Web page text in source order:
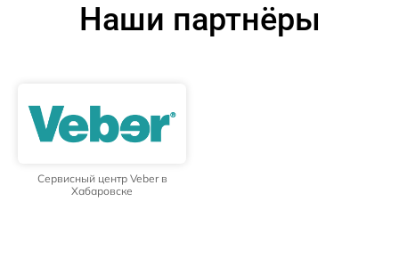
Наши партнёры
Сервисный центр Veber в
Хабаровске